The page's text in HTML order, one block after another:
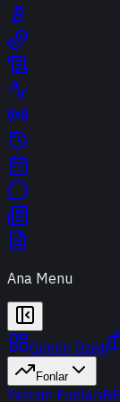
Ana Menu
Günün Özeti
Fonlar
Yatırım Fonları